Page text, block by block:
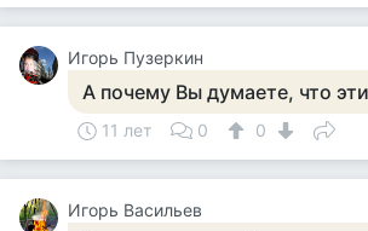
Игорь Пузеркин
А почему Вы думаете, что
11 лет 0 0
Игорь Васильев